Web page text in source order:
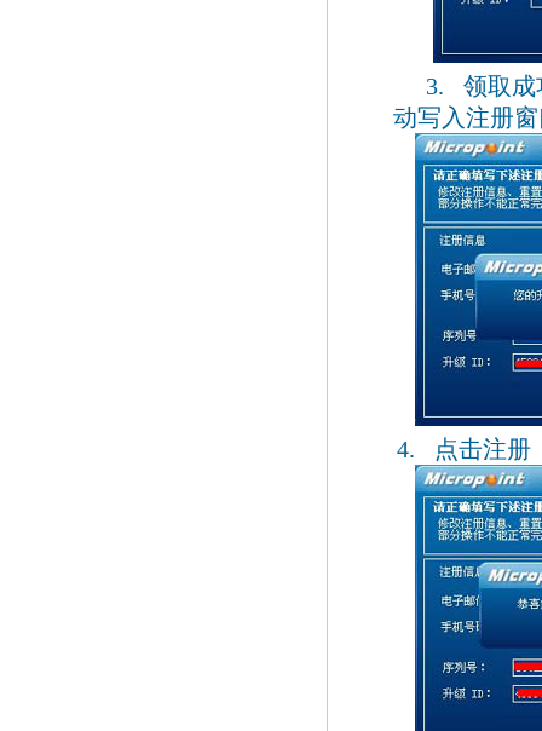
3.
领取成
动写入注册
4. 点击注册